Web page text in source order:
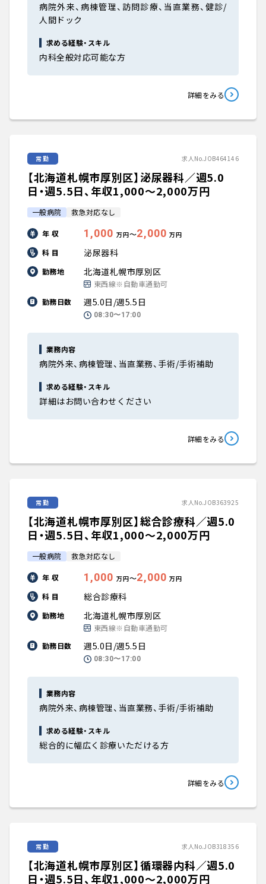
病院外来、病棟管理、訪問診療、当直業務、健診/
人間ドック
求める経験・スキル
内科全般対応可能な方
詳細をみる
常勤 求人No.JOB464146
【北海道札幌市厚別区】泌尿器科／週5.0
日・週5.5日、年収1,000〜2,000万円
一般病院 救急対応なし
年 収 1,000 万円〜2,000 万円
科 目 泌尿器科
勤務地 北海道札幌市厚別区
東西線※自動車通勤可
勤務日数
週5.0日/週5.5日
08:30〜17:00
業務内容
病院外来、病棟管理、当直業務、手術/手術補助
求める経験・スキル
詳細はお問い合わせください
詳細をみる
常勤 求人No.JOB363925
【北海道札幌市厚別区】総合診療科／週5.0
日・週5.5日、年収1,000〜2,000万円
一般病院 救急対応なし
年 収 1,000 万円〜2,000 万円
科 目 総合診療科
勤務地 北海道札幌市厚別区
東西線※自動車通勤可
勤務日数
週5.0日/週5.5日
08:30〜17:00
業務内容
病院外来、病棟管理、当直業務、手術/手術補助
求める経験・スキル
総合的に幅広く診療いただける方
詳細をみる
常勤 求人No.JOB318356
【北海道札幌市厚別区】循環器内科／週5.0
日・週5.5日、年収1,000〜2,000万円